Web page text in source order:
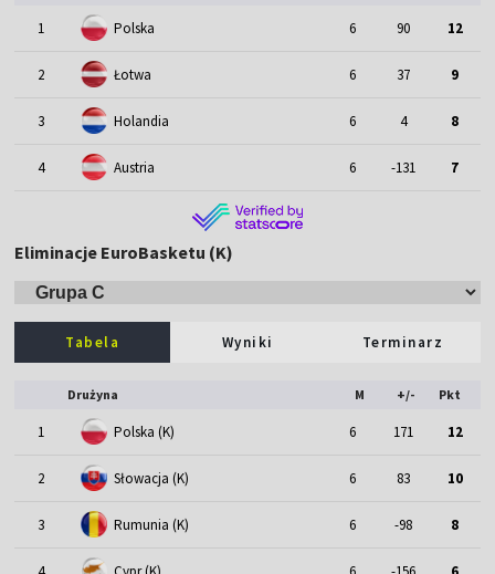
1 Polska 6 90 12
2 Łotwa 6 37 9
3 Holandia 6 4 8
4 Austria 6 -131 7
Eliminacje EuroBasketu (K)
Tabela Wyniki Terminarz
Drużyna M +/- Pkt
1 Polska (K) 6 171 12
2 Słowacja (K) 6 83 10
3 Rumunia (K) 6 -98 8